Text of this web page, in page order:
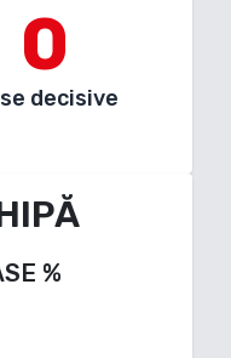
0
decisive
%